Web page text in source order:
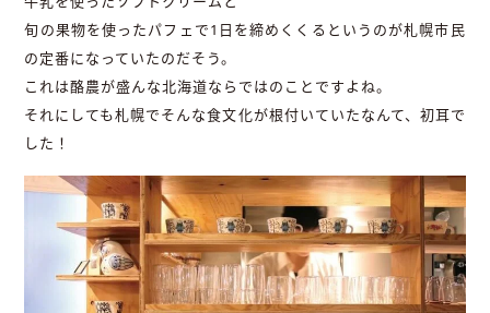
旬の果物を使ったパフェで1日を締めくくるというのが札幌市民
の定番になっていたのだそう。
これは酪農が盛んな北海道ならではのことですよね。
それにしても札幌でそんな食文化が根付いていたなんて、初耳で
した！